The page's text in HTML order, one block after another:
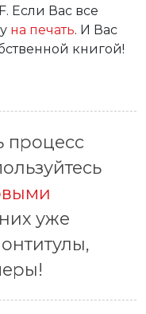
Если Вас все
на печать. И Вас
книгой!
процесс
уже